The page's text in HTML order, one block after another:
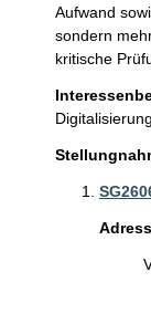
Aufwand
sondern
kritische
Digitalisierung